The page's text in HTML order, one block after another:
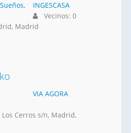
INGESCASA
Vecinos: 0
Madrid
VIA AGORA
Cerros s/n, Madrid,